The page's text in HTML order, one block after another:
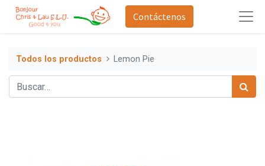
Contáctenos
Todos los productos Lemon Pie